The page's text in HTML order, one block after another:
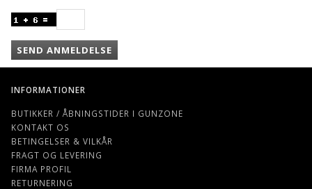
SEND ANMELDELSE
INFORMATIONER
BUTIKKER / ÅBNINGSTIDER I GUNZONE
KONTAKT OS
BETINGELSER & VILKÅR
FRAGT OG LEVERING
FIRMA PROFIL
RETURNERING